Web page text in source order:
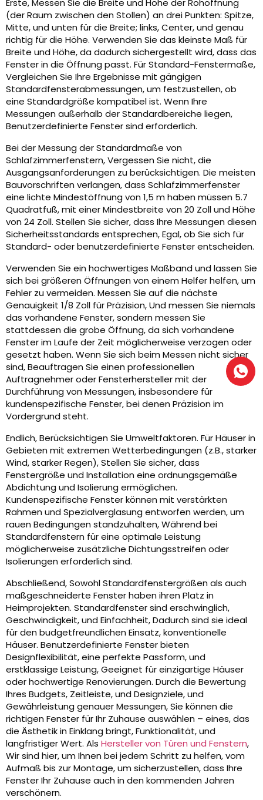
Erste, Messen Sie die Breite und Höhe der Rohöffnung
(der Raum zwischen den Stollen) an drei Punkten: Spitze,
Mitte, und unten für die Breite; links, Center, und genau
richtig für die Höhe. Verwenden Sie das kleinste Maß für
Breite und Höhe, da dadurch sichergestellt wird, dass das
Fenster in die Öffnung passt. Für Standard-Fenstermaße,
Vergleichen Sie Ihre Ergebnisse mit gängigen
Standardfensterabmessungen, um festzustellen, ob
eine Standardgröße kompatibel ist. Wenn Ihre
Messungen außerhalb der Standardbereiche liegen,
Benutzerdefinierte Fenster sind erforderlich.
Bei der Messung der Standardmaße von
Schlafzimmerfenstern, Vergessen Sie nicht, die
Ausgangsanforderungen zu berücksichtigen. Die meisten
Bauvorschriften verlangen, dass Schlafzimmerfenster
eine lichte Mindestöffnung von 1,5 m haben müssen 5.7
Quadratfuß, mit einer Mindestbreite von 20 Zoll und Höhe
von 24 Zoll. Stellen Sie sicher, dass Ihre Messungen diesen
Sicherheitsstandards entsprechen, Egal, ob Sie sich für
Standard- oder benutzerdefinierte Fenster entscheiden.
Verwenden Sie ein hochwertiges Maßband und lassen Sie
sich bei größeren Öffnungen von einem Helfer helfen, um
Fehler zu vermeiden. Messen Sie auf die nächste
Genauigkeit 1/8 Zoll für Präzision, Und messen Sie niemals
das vorhandene Fenster, sondern messen Sie
stattdessen die grobe Öffnung, da sich vorhandene
Fenster im Laufe der Zeit möglicherweise verzogen oder
gesetzt haben. Wenn Sie sich beim Messen nicht sicher
sind, Beauftragen Sie einen professionellen
Auftragnehmer oder Fensterhersteller mit der
Durchführung von Messungen, insbesondere für
kundenspezifische Fenster, bei denen Präzision im
Vordergrund steht.
Endlich, Berücksichtigen Sie Umweltfaktoren. Für Häuser in
Gebieten mit extremen Wetterbedingungen (z.B., starker
Wind, starker Regen), Stellen Sie sicher, dass
Fenstergröße und Installation eine ordnungsgemäße
Abdichtung und Isolierung ermöglichen.
Kundenspezifische Fenster können mit verstärkten
Rahmen und Spezialverglasung entworfen werden, um
rauen Bedingungen standzuhalten, Während bei
Standardfenstern für eine optimale Leistung
möglicherweise zusätzliche Dichtungsstreifen oder
Isolierungen erforderlich sind.
Abschließend, Sowohl Standardfenstergrößen als auch
maßgeschneiderte Fenster haben ihren Platz in
Heimprojekten. Standardfenster sind erschwinglich,
Geschwindigkeit, und Einfachheit, Dadurch sind sie ideal
für den budgetfreundlichen Einsatz, konventionelle
Häuser. Benutzerdefinierte Fenster bieten
Designflexibilität, eine perfekte Passform, und
erstklassige Leistung, Geeignet für einzigartige Häuser
oder hochwertige Renovierungen. Durch die Bewertung
Ihres Budgets, Zeitleiste, und Designziele, und
Gewährleistung genauer Messungen, Sie können die
richtigen Fenster für Ihr Zuhause auswählen – eines, das
die Ästhetik in Einklang bringt, Funktionalität, und
langfristiger Wert. Als Hersteller von Türen und Fenstern,
Wir sind hier, um Ihnen bei jedem Schritt zu helfen, vom
Aufmaß bis zur Montage, um sicherzustellen, dass Ihre
Fenster Ihr Zuhause auch in den kommenden Jahren
verschönern.